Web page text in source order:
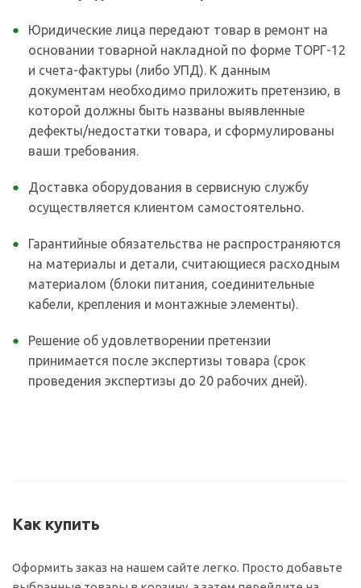
Юридические лица передают товар в ремонт на
основании товарной накладной по форме ТОРГ-12
и счета-фактуры (либо УПД). К данным
документам необходимо приложить претензию, в
которой должны быть названы выявленные
дефекты/недостатки товара, и сформулированы
ваши требования.
Доставка оборудования в сервисную службу
осуществляется клиентом самостоятельно.
Гарантийные обязательства не распространяются
на материалы и детали, считающиеся расходным
материалом (блоки питания, соединительные
кабели, крепления и монтажные элементы).
Решение об удовлетворении претензии
принимается после экспертизы товара (срок
проведения экспертизы до 20 рабочих дней).
Как купить
Оформить заказ на нашем сайте легко. Просто добавьте